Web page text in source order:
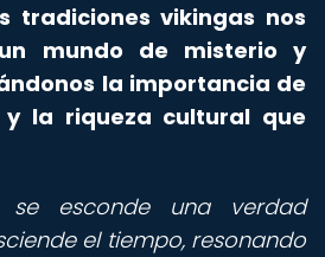
tradiciones vikingas nos
mundo de misterio y
la importancia de
y la riqueza cultural que
esconde una verdad
el tiempo, resonando